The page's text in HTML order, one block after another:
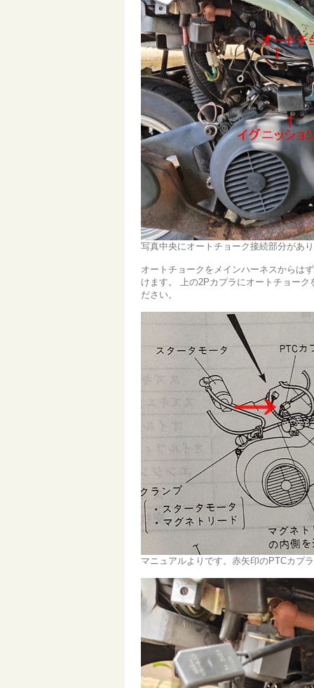
写真中央にオートチョーク接続部分があ
オートチョークをメインハーネスからは
けます。 上の2Pカプラにオートチョー
ださい。
マニュアルよりです。赤矢印のPTCカプ